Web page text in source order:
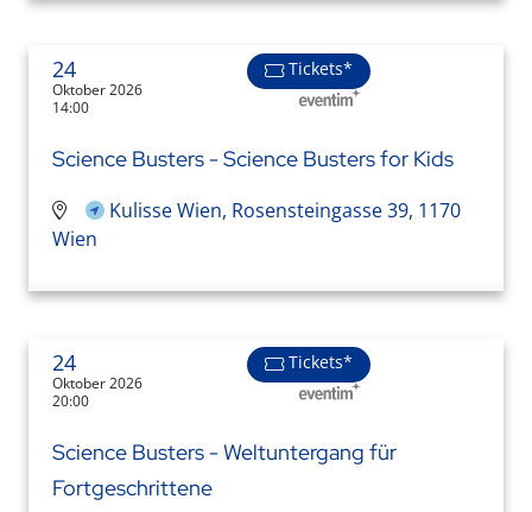
24
Oktober 2026
14:00
Tickets*
Science Busters - Science Busters for Kids
Kulisse Wien, Rosensteingasse 39, 1170
Wien
24
Oktober 2026
20:00
Tickets*
Science Busters - Weltuntergang für
Fortgeschrittene